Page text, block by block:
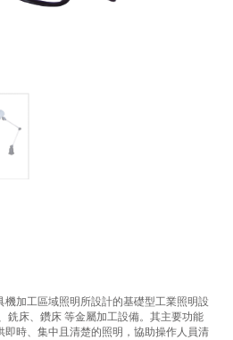
機加工區域照明所設計的基礎型工業照明設
銑床、鑽床 等金屬加工設備。其主要功能
即時、集中且清楚的照明，協助操作人員清